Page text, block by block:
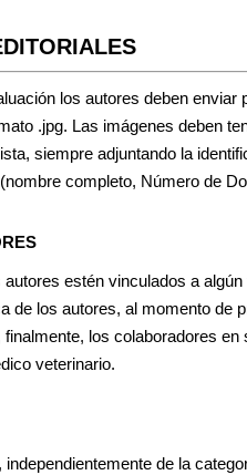
los autores deben enviar
.jpg. Las imágenes deben
siempre adjuntando la
completo, Número de
estén vinculados a
de los autores, al momento de
finalmente, los colaboradores
veterinario.
independientemente de la